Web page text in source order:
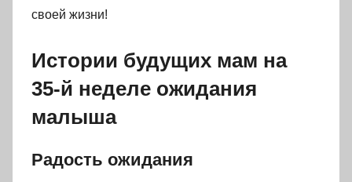
своей жизни!
Истории будущих мам на
35-й неделе ожидания
малыша
Радость ожидания